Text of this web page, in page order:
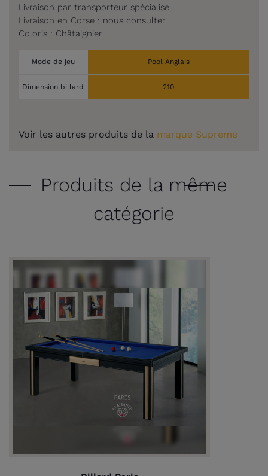
Livraison par transporteur spécialisé.
Livraison en Corse : nous consulter.
Coloris : Châtaignier
Mode de jeu Pool Anglais
Dimension billard 210
Voir les autres produits de la marque Supreme
Produits de la même
catégorie